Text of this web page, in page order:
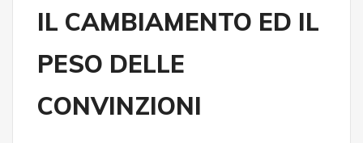
IL CAMBIAMENTO ED IL
PESO DELLE
CONVINZIONI